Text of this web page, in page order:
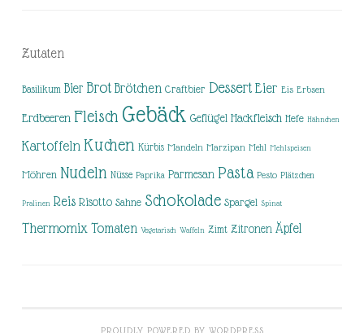
Zutaten
Basilikum Bier Brot Brötchen Craftbier Dessert Eier Eis Erbsen
Erdbeeren Fleisch Gebäck Geflügel Hackfleisch Hefe Hähnchen
Kartoffeln Kuchen Kürbis Mandeln Marzipan Mehl Mehlspeisen
Möhren Nudeln Nüsse Paprika Parmesan Pasta Pesto Plätzchen
Pralinen Reis Risotto Sahne Schokolade Spargel Spinat
Thermomix Tomaten Vegetarisch Waffeln Zimt Zitronen Äpfel
PROUDLY POWERED BY WORDPRESS